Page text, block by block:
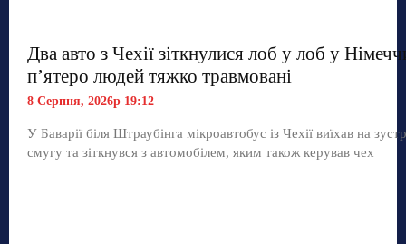
Два авто з Чехії зіткнулися лоб у лоб у
п’ятеро людей тяжко травмовані
8 Серпня, 2026р 19:12
У Баварії біля Штраубінга мікроавтобус із Чехії виїхав на
смугу та зіткнувся з автомобілем, яким також керував чех